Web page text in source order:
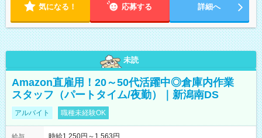
気になる！ 応募する 詳細へ
未読
Amazon直雇用！20～50代活躍中◎倉庫内作業
スタッフ（パートタイム/夜勤）｜新潟南DS
アルバイト 職種未経験OK
給与 時給1,250円～1,563円